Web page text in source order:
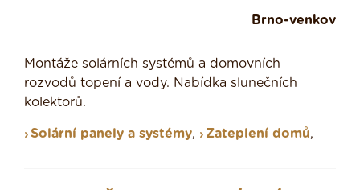
Brno-venkov
Montáže solárních systémů a domovních
rozvodů topení a vody. Nabídka slunečních
kolektorů.
Solární panely a systémy, Zateplení domů,